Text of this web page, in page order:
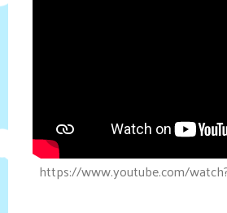
https://www.youtube.com/